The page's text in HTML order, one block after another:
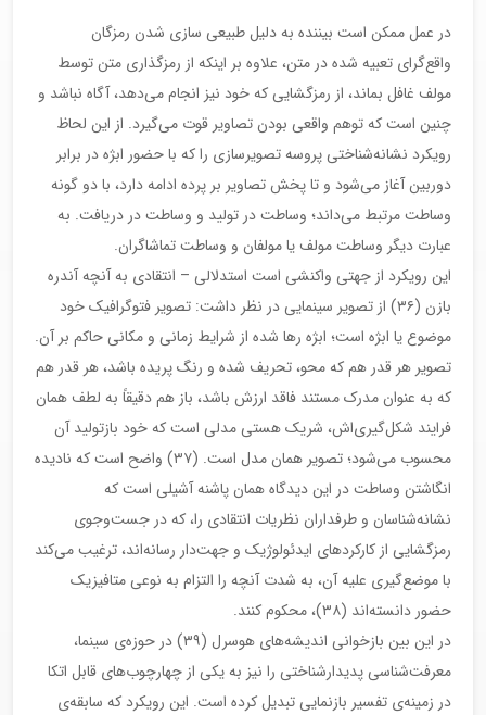
در عمل ممکن است بیننده به دلیل طبیعی سازی شدن رمزگان
واقع‌گرای تعبیه شده در متن، علاوه بر اینکه از رمزگذاری متن توسط
مولف غافل بماند، از رمزگشایی که خود نیز انجام می‌دهد، آگاه نباشد و
چنین است که توهم واقعی بودن تصاویر قوت می‌گیرد. از این لحاظ
رویکرد نشانه‌شناختی پروسه تصویرسازی را که با حضور ابژه در برابر
دوربین آغاز می‌شود و تا پخش تصاویر بر پرده ادامه دارد، با دو گونه
وساطت مرتبط می‌داند؛ وساطت در تولید و وساطت در دریافت. به
عبارت دیگر وساطت مولف یا مولفان و وساطت تماشاگران.
این رویکرد از جهتی واکنشی است استدلالی – انتقادی به آنچه آندره
بازن (۳۶) از تصویر سینمایی در نظر داشت: تصویر فتوگرافیک خود
موضوع یا ابژه است؛ ابژه‌‌ رها شده از شرایط زمانی و مکانی حاکم بر آن.
تصویر هر قدر هم که محو، تحریف شده و رنگ پریده باشد، هر قدر هم
که به عنوان مدرک مستند فاقد ارزش باشد، باز هم دقیقاً به لطف‌‌ همان
فرایند شکل‌گیری‌اش، شریک هستی مدلی است که خود بازتولید آن
محسوب می‌شود؛ تصویر‌‌ همان مدل است. (۳۷) واضح است که نادیده
انگاشتن وساطت در این دیدگاه‌‌ همان پاشنه آشیلی است که
نشانه‌شناسان و طرفداران نظریات انتقادی را، که در جست‌وجوی
رمزگشایی از کارکردهای ایدئولوژیک و جهت‌دار رسانه‌اند، ترغیب می‌کند
با موضع‌گیری علیه آن، به شدت آنچه را التزام به نوعی متافیزیک
حضور دانسته‌اند (۳۸)، محکوم کنند.
در این بین بازخوانی اندیشه‌های هوسرل (۳۹) در حوزه‌ی سینما،
معرفت‌شناسی پدیدار‌شناختی را نیز به یکی از چهارچوب‌های قابل اتکا
در زمینه‌ی تفسیر بازنمایی تبدیل کرده است. این رویکرد که سابقه‌ی